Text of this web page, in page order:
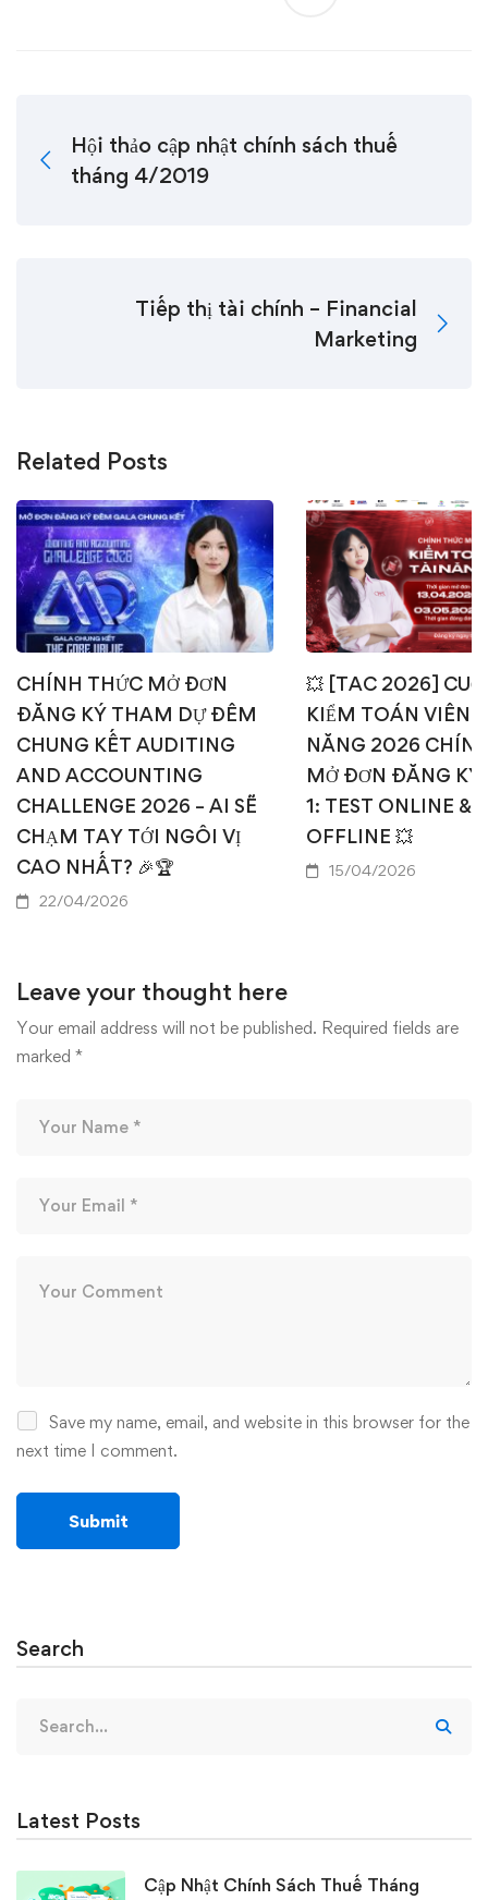
Hội thảo cập nhật chính sách thuế
tháng 4/2019
Tiếp thị tài chính – Financial
Marketing
Related Posts
CHÍNH THỨC MỞ ĐƠN
ĐĂNG KÝ THAM DỰ ĐÊM
CHUNG KẾT AUDITING
AND ACCOUNTING
CHALLENGE 2026 – AI SẼ
CHẠM TAY TỚI NGÔI VỊ
CAO NHẤT? 🎉🏆
22/04/2026
💥 [TAC 2026]
KIỂM TOÁN VIÊN
NĂNG 2026
MỞ ĐƠN ĐĂNG KÝ
1: TEST ONLINE &
OFFLINE 💥
15/04/2026
Leave your thought here
Your email address will not be published. Required fields are
marked *
Save my name, email, and website in this browser for the
next time I comment.
Search
for:
Latest Posts
Cập Nhật Chính Sách Thuế Tháng